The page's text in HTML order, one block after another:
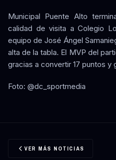
Municipal Puente Alto
calidad de visita a Colegio
equipo de José Ángel
alta de la tabla. El MVP del
gracias a convertir 17 puntos y
Foto: @dc_sportmedia
VER MÁS NOTICIAS